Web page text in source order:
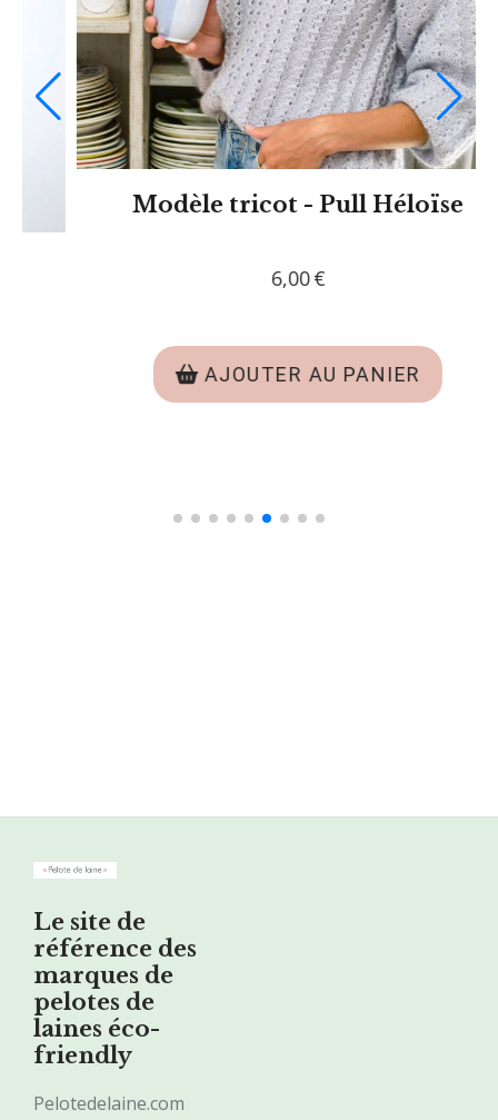
Kit tricot - Cache coeur Sandra
€
AJOUTER AU PANIER
Le site de
référence des
marques de
pelotes de
laines éco-
friendly
Pelotedelaine.com